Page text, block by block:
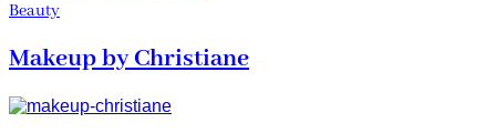
Beauty
Makeup by Christiane